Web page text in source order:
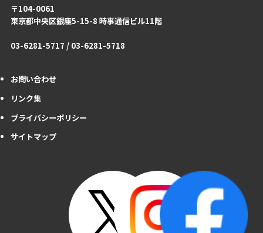
〒104-0061
東京都中央区銀座5-15-8 時事通信ビル11階
03-6281-5717 / 03-6281-5718
お問い合わせ
リンク集
プライバシーポリシー
サイトマップ